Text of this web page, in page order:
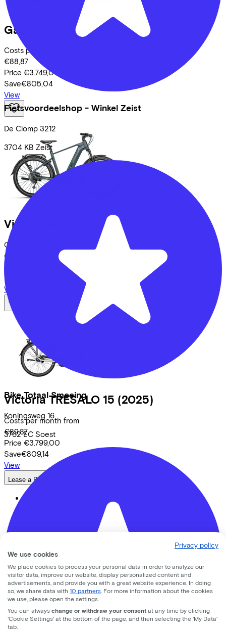
Fietsvoordeelshop - Winkel Zeist
De Clomp 3212
3704 KB Zeist
Bike Totaal Smeeing
Koningsweg 16
3762 EC Soest
Gazelle Grenoble C8+ (2025)
Costs per month from
€88,87
Price €3.749,00
Save€805,04
View
Victoria (2026)
Costs per month from
€89,87
Price
Save
View
Victoria TRESALO 15 (2025)
Costs per month from
€89,87
Price €3.799,00
Save€809,14
View
Lease a Bike
News
FAQ
Security & Privacy
Proud partner of
Privacy policy
We use cookies
We place cookies to process your personal data in order to analyze our
visitor data, improve our website, display personalized content and
advertisements, and provide you with a great website experience. In doing
so, we share data with 10 partners . For more information about the cookies
we use, please open the settings.
You can always change or withdraw your consent at any time by clicking
'Cookie Settings' at the bottom of the page, and then selecting the 'My Data'
tab.